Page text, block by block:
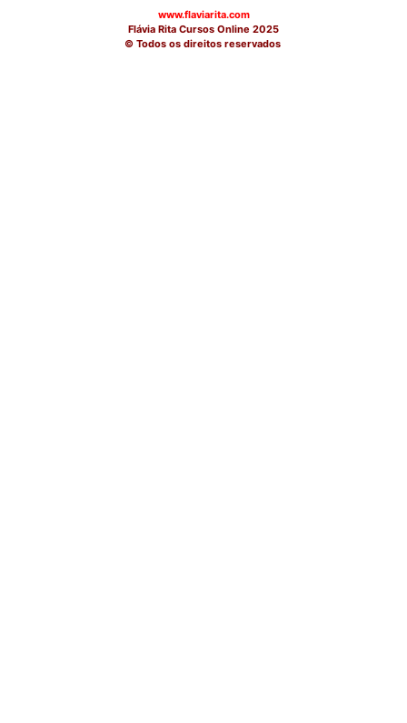
www.flaviarita.com
Flávia Rita Cursos Online 2025
© Todos os direitos reservados